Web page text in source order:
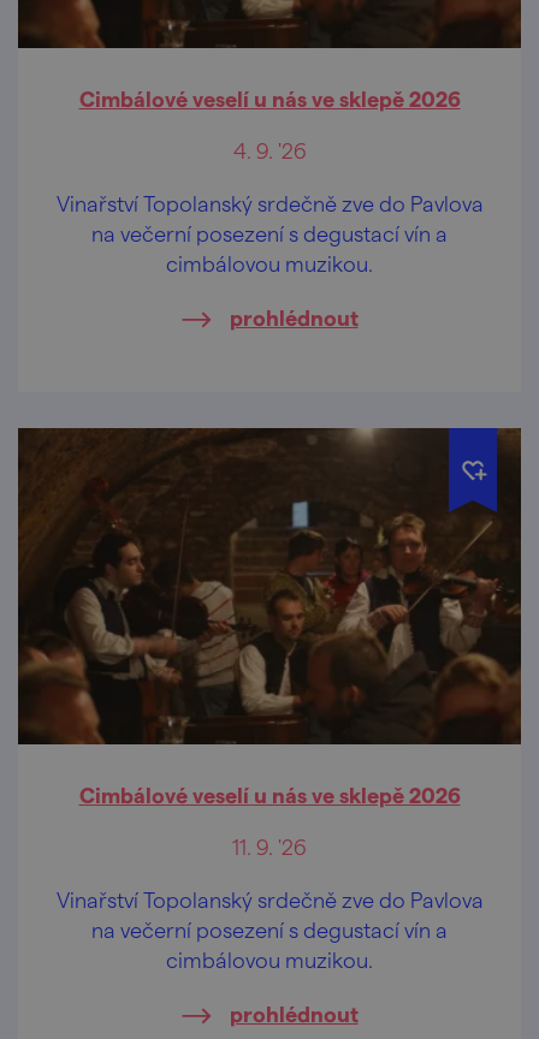
Cimbálové veselí u nás ve sklepě 2026
4. 9. '26
Vinařství Topolanský srdečně zve do Pavlova
na večerní posezení s degustací vín a
cimbálovou muzikou.
prohlédnout
Cimbálové veselí u nás ve sklepě 2026
11. 9. '26
Vinařství Topolanský srdečně zve do Pavlova
na večerní posezení s degustací vín a
cimbálovou muzikou.
prohlédnout